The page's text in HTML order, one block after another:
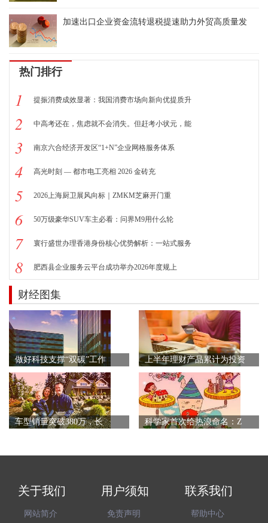
加速出口企业资金流转退税提速助力外贸高质量发
热门排行
1 提振消费成效显著：我国消费市场向新向优提质升
2 中高考还在，焦虑就不会消失。但赶考小状元，能
3 南京六合经济开发区“1+N”企业网格服务体系
4 高光时刻 — 都市电工亮相 2026 金砖充
5 2026上海厨卫展风向标｜ZMKM芝麻开门重
6 50万级豪华SUV车主必看：问界M9用什么轮
7 寰行盛世办理香港身份核心优势解析：一站式服务
8 肥西县企业服务云平台成功举办2026年度规上
财经图集
做好科技支撑“双碳”工作 上半年理财产品累计为投资
车型销量突破380万，长 科学家首次给热浪命名：Z
关于我们
网站简介
用户须知
免责声明
联系我们
帮助中心